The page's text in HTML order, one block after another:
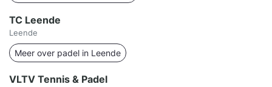
TC Leende
Leende
Meer over padel in Leende
VLTV Tennis & Padel